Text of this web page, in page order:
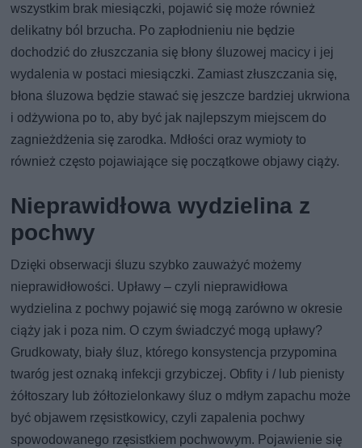
wszystkim brak miesiączki, pojawić się może również
delikatny ból brzucha. Po zapłodnieniu nie będzie
dochodzić do złuszczania się błony śluzowej macicy i jej
wydalenia w postaci miesiączki. Zamiast złuszczania się,
błona śluzowa będzie stawać się jeszcze bardziej ukrwiona
i odżywiona po to, aby być jak najlepszym miejscem do
zagnieżdżenia się zarodka. Mdłości oraz wymioty to
również często pojawiające się początkowe objawy ciąży.
Nieprawidłowa wydzielina z
pochwy
Dzięki obserwacji śluzu szybko zauważyć możemy
nieprawidłowości. Upławy – czyli nieprawidłowa
wydzielina z pochwy pojawić się mogą zarówno w okresie
ciąży jak i poza nim. O czym świadczyć mogą upławy?
Grudkowaty, biały śluz, którego konsystencja przypomina
twaróg jest oznaką infekcji grzybiczej. Obfity i / lub pienisty
żółtoszary lub żółtozielonkawy śluz o mdłym zapachu może
być objawem rzęsistkowicy, czyli zapalenia pochwy
spowodowanego rzęsistkiem pochwowym. Pojawienie się